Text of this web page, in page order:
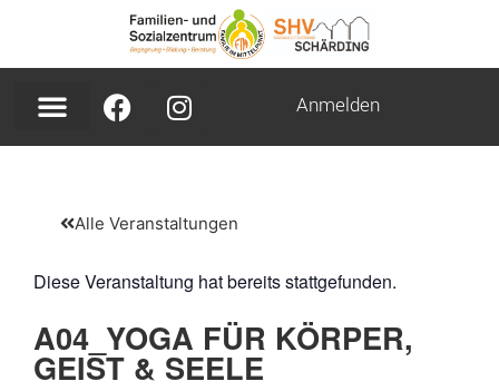
Anmelden
Alle Veranstaltungen
Diese Veranstaltung hat bereits stattgefunden.
A04_YOGA FÜR KÖRPER,
GEIST & SEELE